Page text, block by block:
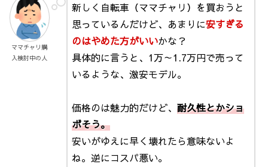
ママチャリ購
入検討中の人
新しく自転車（ママチャリ）を買おうと
思っているんだけど、あまりに安すぎる
のはやめた方がいいかな？
具体的に言うと、1万～1.7万円で売って
いるような、激安モデル。
価格のは魅力的だけど、 耐久性とかショ
ボそう。
安いがゆえに早く壊れたら意味ないよ
ね。逆にコスパ悪い。